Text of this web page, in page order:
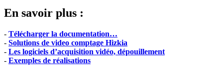
En savoir plus :
- Télécharger la documentation…
- Solutions de video comptage Hizkia
- Les logiciels d’acquisition vidéo, dépouillement
- Exemples de réalisations